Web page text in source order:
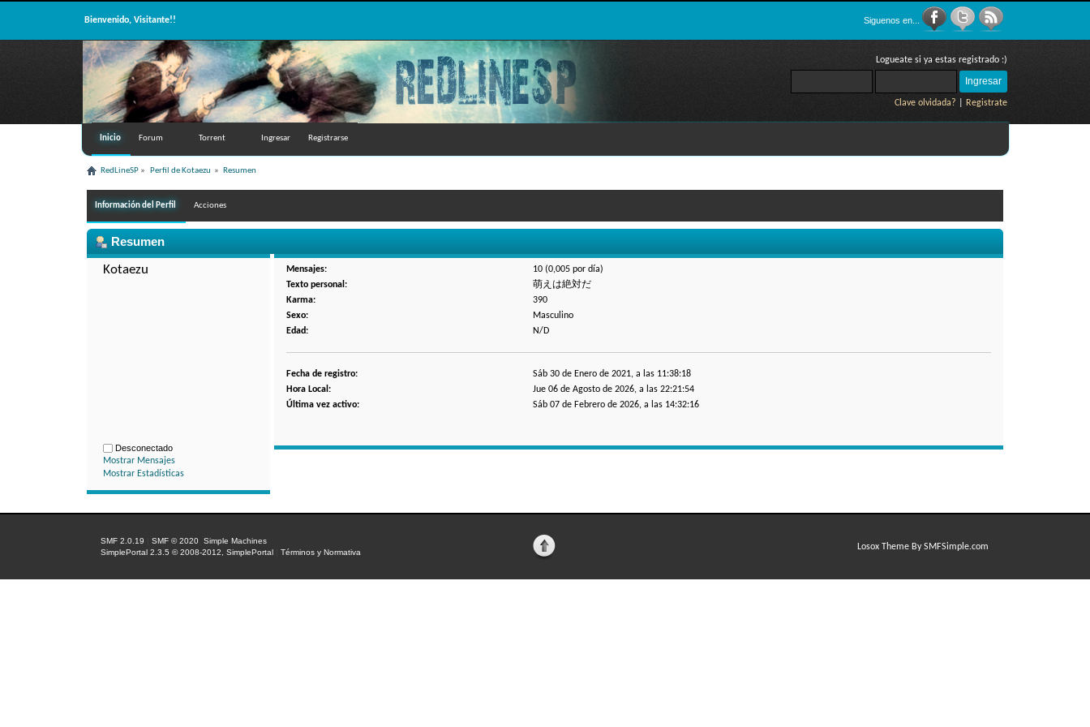
Bienvenido, Visitante!! Siguenos en...
Logueate si ya estas registrado :)
Clave olvidada? Registrate
Inicio Forum Torrent Ingresar Registrarse
RedLineSP » Perfil de Kotaezu » Resumen
Información del Perfil Acciones
Resumen
Kotaezu
Desconectado
Mostrar Mensajes
Mostrar Estadísticas
Mensajes:
10 (0,005 por día)
Texto personal:
萌えは絶対だ
Karma:
390
Sexo:
Masculino
Edad:
N/D
Fecha de registro:
Sáb 30 de Enero de 2021, a las 11:38:18
Hora Local:
Jue 06 de Agosto de 2026, a las 22:21:54
Última vez activo:
Sáb 07 de Febrero de 2026, a las 14:32:16
SMF 2.0.19 |SMF © 2020 ,Simple Machines
SimplePortal 2.3.5 © 2008-2012, SimplePortal
|Términos y Normativa
Losox Theme By SMFSimple.com